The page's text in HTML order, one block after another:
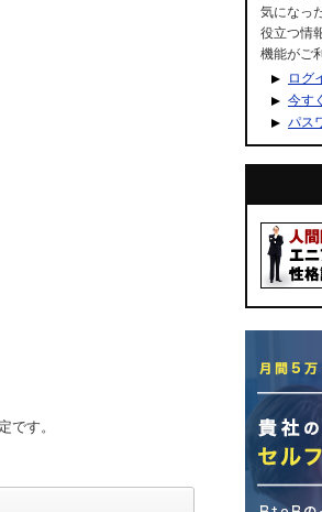
です。
気になっ
役立つ情
機能がご
ログ
今す
パス